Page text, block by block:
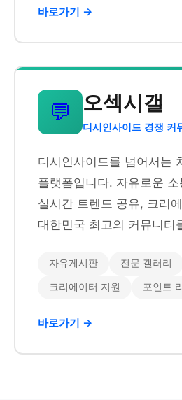
바로가기 →
💬 오섹시갤
디시인사이드 경쟁 커
디시인사이드를 넘어서는
플랫폼입니다. 자유로운
실시간 트렌드 공유, 크리
대한민국 최고의 커뮤니티
자유게시판 전문 갤러리
크리에이터 지원 포인트
바로가기 →